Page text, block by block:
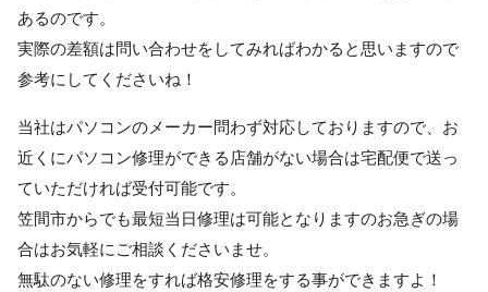
あるのです。
実際の差額は問い合わせをしてみればわかると思いますので
参考にしてくださいね！
当社はパソコンのメーカー問わず対応しておりますので、お
近くにパソコン修理ができる店舗がない場合は宅配便で送っ
ていただければ受付可能です。
笠間市からでも最短当日修理は可能となりますのお急ぎの場
合はお気軽にご相談くださいませ。
無駄のない修理をすれば格安修理をする事ができますよ！